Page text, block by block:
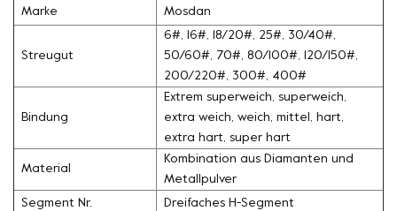
Marke Mosdan
Streugut
6#, 16#, 18/20#, 25#, 30/40#,
50/60#, 70#, 80/100#, 120/150#,
200/220#, 300#, 400#
Bindung
Extrem superweich, superweich,
extra weich, weich, mittel, hart,
extra hart, super hart
Material
Kombination aus Diamanten und
Metallpulver
Segment Nr. Dreifaches H-Segment